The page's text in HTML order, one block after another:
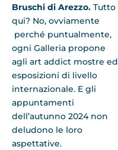
Bruschi di Arezzo. Tutto
qui? No, ovviamente
perché puntualmente,
ogni Galleria propone
agli art addict mostre ed
esposizioni di livello
internazionale. E gli
appuntamenti
dell’autunno 2024 non
deludono le loro
aspettative.